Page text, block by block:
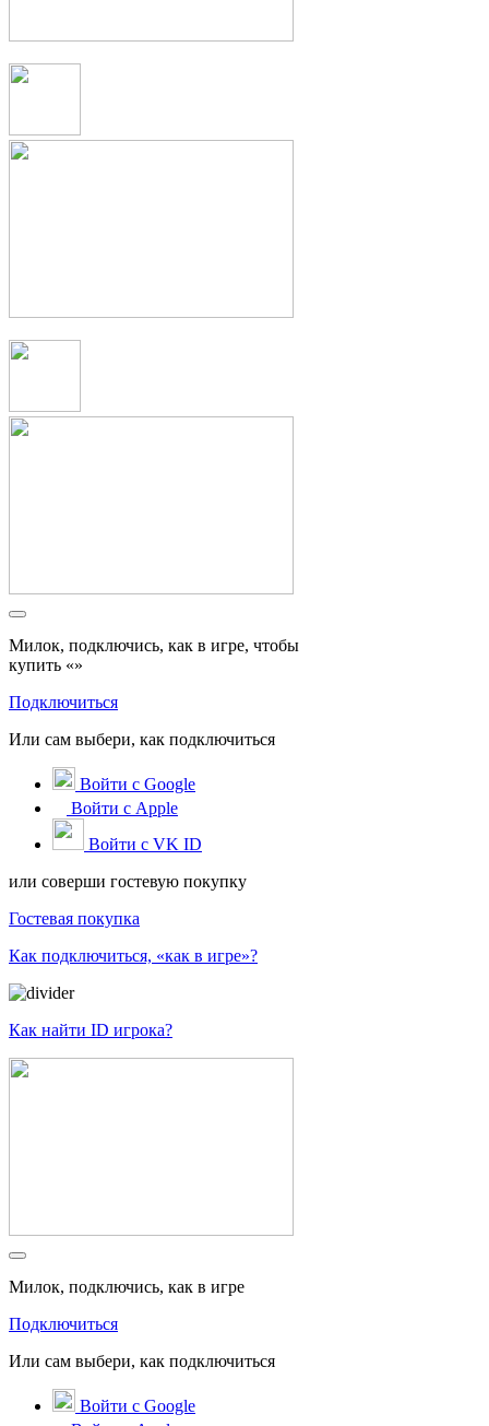
Милок, подключись, как в игре, чтобы
купить «»
Подключиться
Или сам выбери, как подключиться
Войти с Google
Войти с Apple
Войти с VK ID
или соверши гостевую покупку
Гостевая покупка
Как подключиться, «как в игре»?
Как найти ID игрока?
Милок, подключись, как в игре
Подключиться
Или сам выбери, как подключиться
Войти с Google